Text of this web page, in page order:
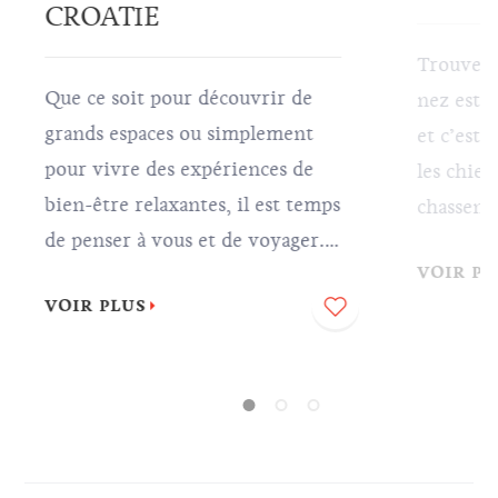
CROATIE
Que ce soit pour découvrir de
grands espaces ou simplement
pour vivre des expériences de
bien-être relaxantes, il est temps
de penser à vous et de voyager.
paix intérieure en Croatie, tout
et profiter de votre voyage.
VOIR PLUS
Trouver
nez est
et c’est
les
chers
VOIR